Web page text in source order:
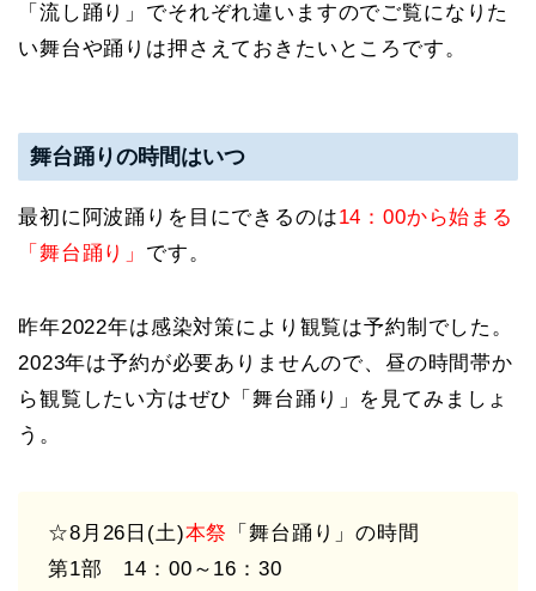
「流し踊り」でそれぞれ違いますのでご覧になりた
い舞台や踊りは押さえておきたいところです。
舞台踊りの時間はいつ
最初に阿波踊りを目にできるのは14：00から始まる
「舞台踊り」 です。
昨年2022年は感染対策により観覧は予約制でした。
2023年は予約が必要ありませんので、昼の時間帯か
ら観覧したい方はぜひ「舞台踊り」を見てみましょ
う。
☆8月26日(土)本祭
「舞台踊り」の時間
第1部 14：00～16：30